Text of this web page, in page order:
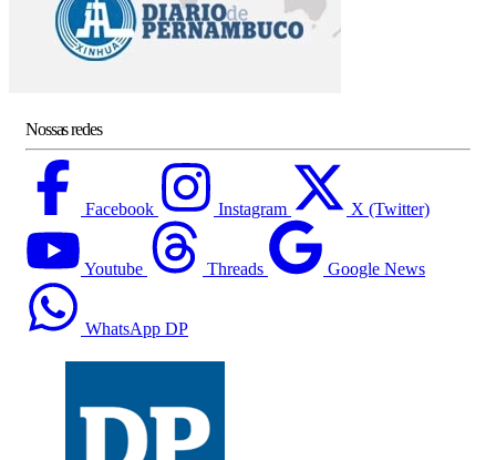
Nossas redes
Facebook Instagram X (Twitter)
Youtube Threads Google News
WhatsApp DP